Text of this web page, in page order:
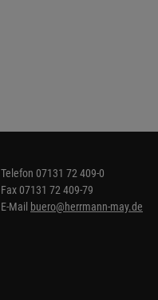
Telefon 07131 72 409-0
Fax07131 72 409-79
E-Mail buero@herrmann-may.de